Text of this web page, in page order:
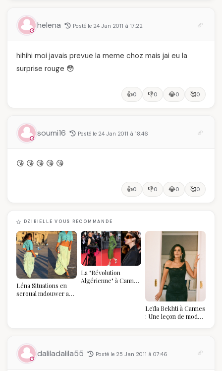
helena Posté le 24 Jan 2011 à 17:22
hihihi moi javais prevue la meme choz mais jai eu la
surprise rouge 😳
👍0 👎0 😂0 🥰0
soumi16 Posté le 24 Jan 2011 à 18:46
😘 😘 😘 😘 😘
👍0 👎0 😂0 🥰0
DZIRIELLE VOUS RECOMMANDE
Léna Situations en
seroual mdouwer au
La "Révolution
Algérienne" à Cannes
Leïla Bekhti à Cannes
: Une leçon de mode
daliladalila55 Posté le 25 Jan 2011 à 07:46